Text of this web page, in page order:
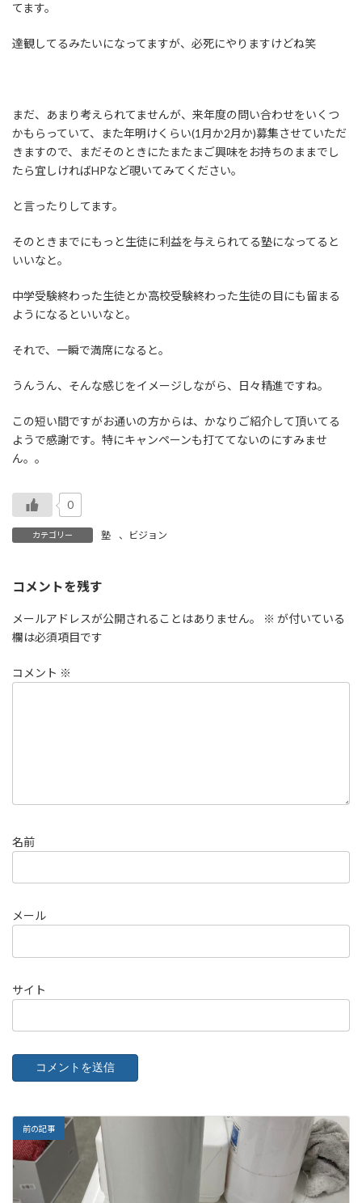
てます。
達観してるみたいになってますが、必死にやりますけどね笑
まだ、あまり考えられてませんが、来年度の問い合わせをいくつ
かもらっていて、また年明けくらい(1月か2月か)募集させていただ
きますので、まだそのときにたまたまご興味をお持ちのままでし
たら宜しければHPなど覗いてみてください。
と言ったりしてます。
そのときまでにもっと生徒に利益を与えられてる塾になってると
いいなと。
中学受験終わった生徒とか高校受験終わった生徒の目にも留まる
ようになるといいなと。
それで、一瞬で満席になると。
うんうん、そんな感じをイメージしながら、日々精進ですね。
この短い間ですがお通いの方からは、かなりご紹介して頂いてる
ようで感謝です。特にキャンペーンも打ててないのにすみませ
ん。。
0
カテゴリー 塾 、 ビジョン
コメントを残す
メールアドレスが公開されることはありません。 ※ が付いている
欄は必須項目です
コメント ※
名前
メール
サイト
前の記事